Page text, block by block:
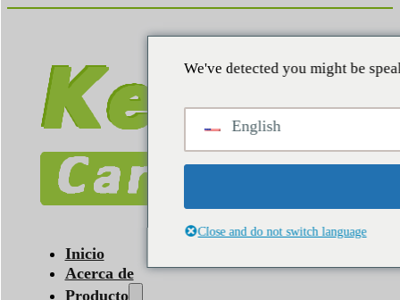
Inicio
Acerca de
Producto
We've detected you might be
English
Close and do not switch language